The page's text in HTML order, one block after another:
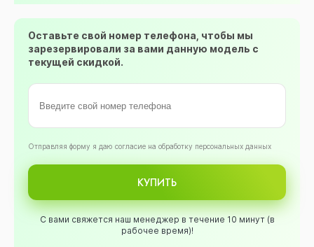
Оставьте свой номер телефона, чтобы мы
зарезервировали за вами данную модель с
текущей скидкой.
Oтправляя форму я даю согласие на обработку персональных данных
КУПИТЬ
С вами свяжется наш менеджер в течение 10 минут (в
рабочее время)!